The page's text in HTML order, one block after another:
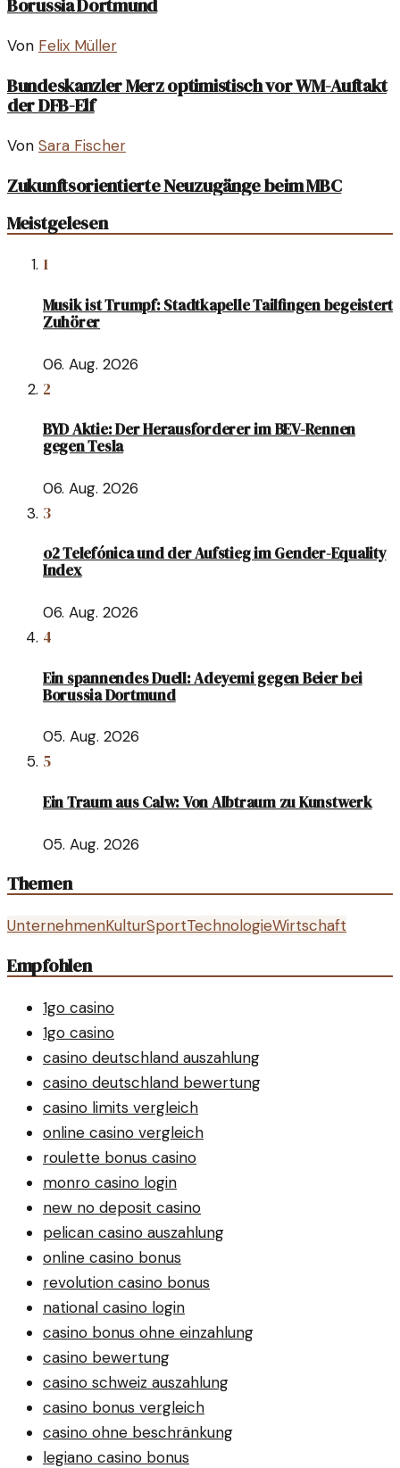
Borussia Dortmund
Von Felix Müller
Bundeskanzler Merz optimistisch vor WM-Auftakt
der DFB-Elf
Von Sara Fischer
Zukunftsorientierte Neuzugänge beim MBC
Meistgelesen
1
Musik ist Trumpf: Stadtkapelle Tailfingen begeistert
Zuhörer
06. Aug. 2026
2
BYD Aktie: Der Herausforderer im BEV-Rennen
gegen Tesla
06. Aug. 2026
3
o2 Telefónica und der Aufstieg im Gender-Equality
Index
06. Aug. 2026
4
Ein spannendes Duell: Adeyemi gegen Beier bei
Borussia Dortmund
05. Aug. 2026
5
Ein Traum aus Calw: Von Albtraum zu Kunstwerk
05. Aug. 2026
Themen
UnternehmenKulturSportTechnologieWirtschaft
Empfohlen
1go casino
1go casino
casino deutschland auszahlung
casino deutschland bewertung
casino limits vergleich
online casino vergleich
roulette bonus casino
monro casino login
new no deposit casino
pelican casino auszahlung
online casino bonus
revolution casino bonus
national casino login
casino bonus ohne einzahlung
casino bewertung
casino schweiz auszahlung
casino bonus vergleich
casino ohne beschränkung
legiano casino bonus